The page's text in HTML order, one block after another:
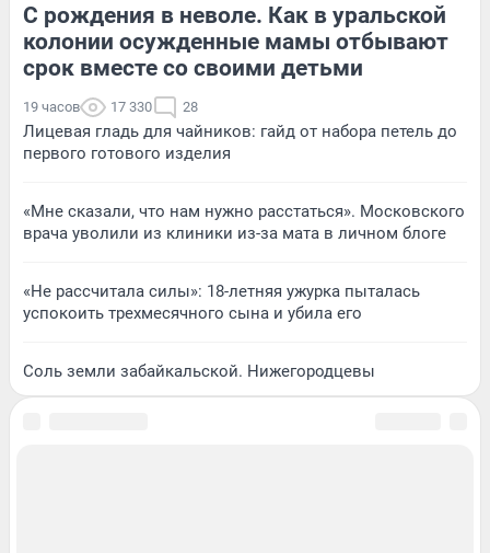
С рождения в неволе. Как в уральской
колонии осужденные мамы отбывают
срок вместе со своими детьми
19 часов 17 330 28
Лицевая гладь для чайников: гайд от набора петель до
первого готового изделия
«Мне сказали, что нам нужно расстаться». Московского
врача уволили из клиники из-за мата в личном блоге
«Не рассчитала силы»: 18-летняя ужурка пыталась
успокоить трехмесячного сына и убила его
Соль земли забайкальской. Нижегородцевы